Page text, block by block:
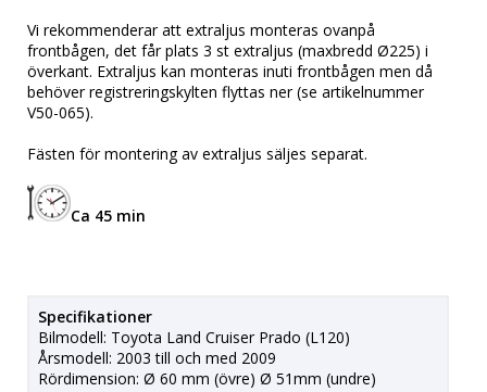
Vi rekommenderar att extraljus monteras ovanpå
frontbågen, det får plats 3 st extraljus (maxbredd Ø225) i
överkant. Extraljus kan monteras inuti frontbågen men då
behöver registreringskylten flyttas ner (se artikelnummer
V50-065).
Fästen för montering av extraljus säljes separat.
Ca 45 min
Specifikationer
Bilmodell: Toyota Land Cruiser Prado (L120)
Årsmodell: 2003 till och med 2009
Rördimension: Ø 60 mm (övre) Ø 51mm (undre)